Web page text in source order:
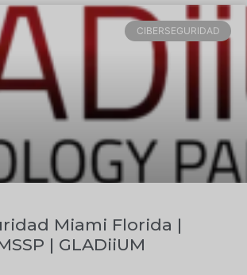
CIBERSEGURIDAD
Miami Florida |
| GLADiiUM